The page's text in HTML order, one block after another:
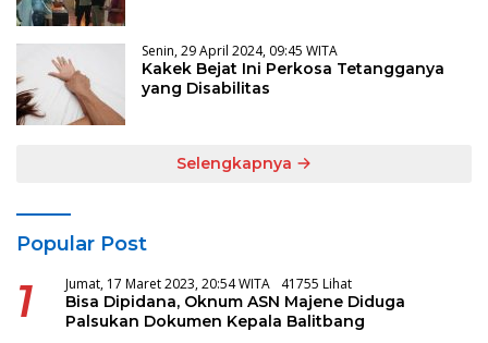
Senin, 29 April 2024, 09:45 WITA
Kakek Bejat Ini Perkosa Tetangganya
yang Disabilitas
Selengkapnya
Popular Post
1 Jumat, 17 Maret 2023, 20:54 WITA 41755 Lihat
Bisa Dipidana, Oknum ASN Majene Diduga
Palsukan Dokumen Kepala Balitbang